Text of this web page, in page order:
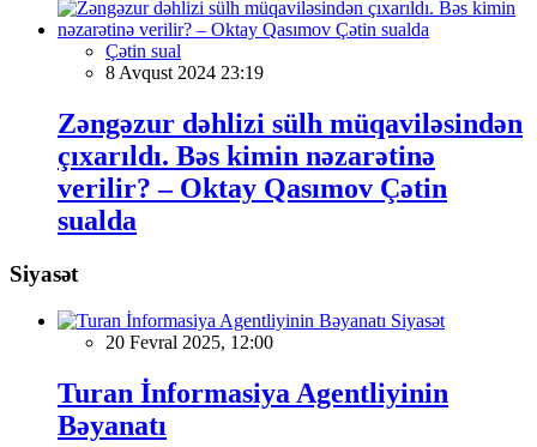
Çətin sual
8 Avqust 2024 23:19
Zəngəzur dəhlizi sülh müqaviləsindən
çıxarıldı. Bəs kimin nəzarətinə
verilir? – Oktay Qasımov Çətin
sualda
Siyasət
Siyasət
20 Fevral 2025, 12:00
Turan İnformasiya Agentliyinin
Bəyanatı